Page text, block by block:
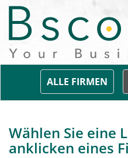
ALLE FIRMEN
Wählen Sie eine
anklicken eines